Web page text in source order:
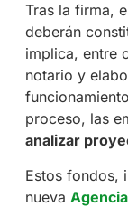
Tras la firma,
deberán
implica, entre
notario y
proceso, las
analizar
Estos fondos,
nueva